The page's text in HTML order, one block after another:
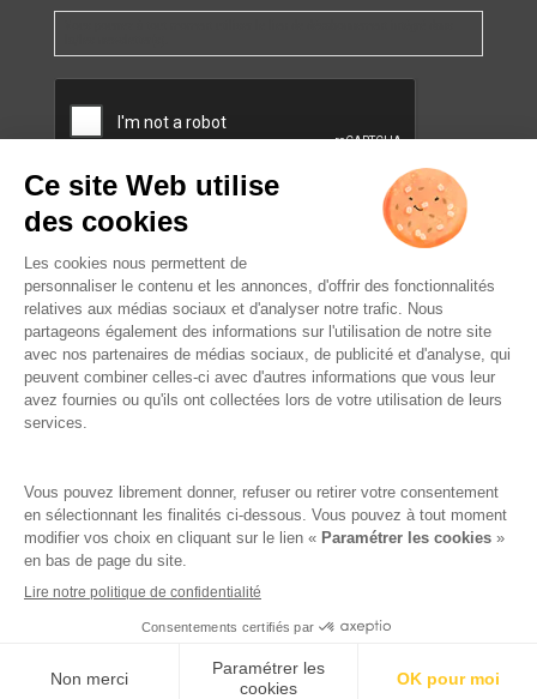
MODÉRATION.
Famille Lafage
RGPD – Politique de confidentialité
Réalisation par AttrapTemps